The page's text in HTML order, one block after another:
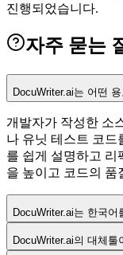
진행되었습니다.
자주 묻는
DocuWriter.ai는 어떤
개발자가 작성한 소
나 유닛 테스트 코드
를 쉽게 설명하고 리
을 높이고 코드의 품
DocuWriter.ai는 한국어
DocuWriter.ai의 대체툴